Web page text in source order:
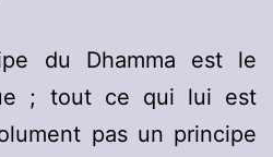
du Dhamma est le
; tout ce qui lui est
pas un principe